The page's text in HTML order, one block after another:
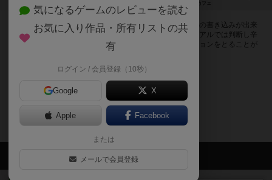
カフェ
ログインすると炭鉱讃歌に関する掲示板の作成やコメントの書き込みが出来
るようになります。ルールの疑問やエラッタ情報、マニュアルでは判断し辛
い曖昧な表記等について会員同士で自由にコミュニケーションをとることが
ログイン/無料会員登録
炭鉱讃歌のトップに戻る
会員の新しい投稿
気になるゲームのレビューを読む
お気に入り作品・所有リストの共
有
ログイン / 会員登録（10秒）
Google X
Apple Facebook
または
メールで会員登録